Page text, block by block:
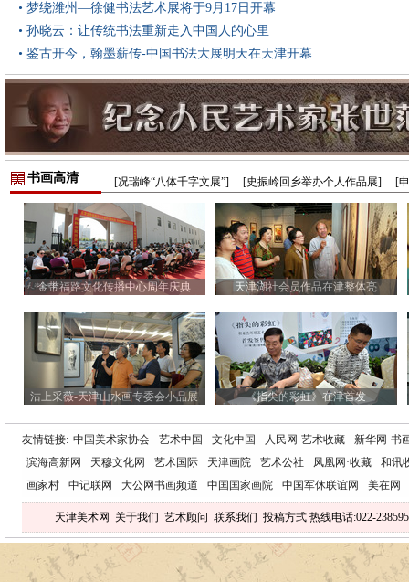
• 梦绕潍州—徐健书法艺术展将于9月17日开幕
• 孙晓云：让传统书法重新走入中国人的心里
• 鉴古开今，翰墨薪传-中国书法大展明天在天津开幕
书画高清 [况瑞峰“八体千字文展”] [史振岭回乡举办个人作品展] [
金带福路文化传播中心周年庆典 天津湖社会员作品在津整体亮
沽上采薇-天津山水画专委会小品展 《指尖的彩虹》在津首发
友情链接: 中国美术家协会 艺术中国 文化中国 人民网·艺术收藏
新华网·书
滨海高新网
天穆文化网 艺术国际 天津画院 艺术公社 凤凰网·收藏
和讯
画家村
中记联网 大公网书画频道 中国国家画院 中国军休联谊网 美在网
天津美术网 关于我们 艺术顾问 联系我们 投稿方式 热线电话:022-